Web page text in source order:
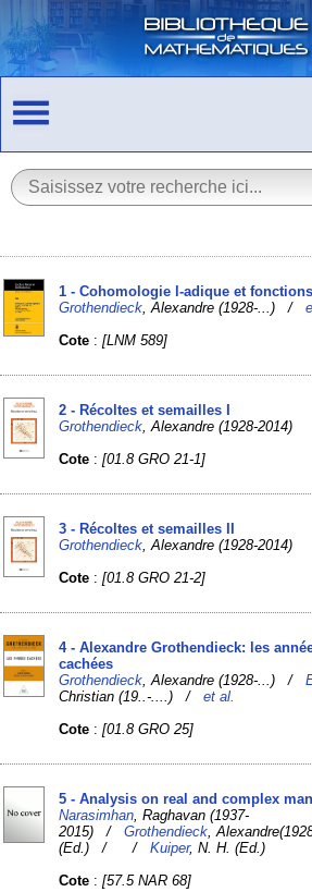
1 - Cohomologie l-adique et
Grothendieck , Alexandre (1928-...) /
Cote :[LNM 589]
2 - Récoltes et semailles I
Grothendieck , Alexandre (1928-2014)
Cote :[01.8 GRO 21-1]
3 - Récoltes et semailles II
Grothendieck , Alexandre (1928-2014)
Cote :[01.8 GRO 21-2]
4 - Alexandre Grothendieck: les
cachées
Grothendieck , Alexandre (1928-...) /
Christian (19..-....) /et al.
Cote :[01.8 GRO 25]
5 - Analysis on real and complex
Narasimhan , Raghavan (1937-
2015) /Grothendieck ,
(Ed.) /
/Kuiper, N. H. (Ed.)
Cote :[57.5 NAR 68]